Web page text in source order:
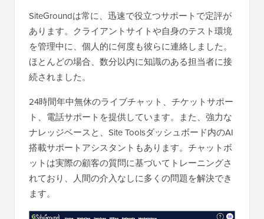
SiteGroundは常に、迅速で役立つサポートで定評が
あります。クライアントサイトや自身のテスト環境
を管理中に、個人的に何度も彼らに連絡しました。
ほとんどの場合、数分以内に知識のある担当者に接
続されました。
24時間年中無休のライブチャット、チケットサポー
ト、電話サポートを提供しています。また、強力な
ナレッジベースと、Site Toolsダッシュボード内のAI
搭載サポートアシスタントもあります。チャットボ
ットは実際の顧客の質問に基づいてトレーニングさ
れており、人間の介入なしに多くの問題を解決でき
ます。